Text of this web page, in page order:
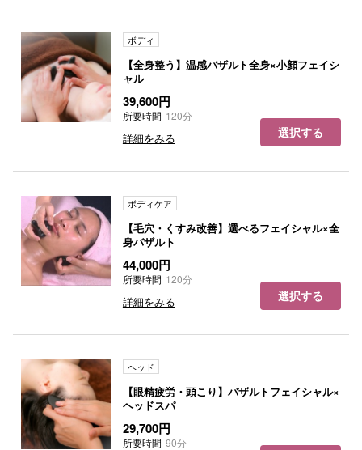
ボディ
【全身整う】温感バザルト全身×小顔フェイシ
ャル
39,600円
所要時間 120分
詳細をみる 選択する
ボディケア
【毛穴・くすみ改善】選べるフェイシャル×全
身バザルト
44,000円
所要時間 120分
詳細をみる 選択する
ヘッド
【眼精疲労・頭こり】バザルトフェイシャル×
ヘッドスパ
29,700円
所要時間 90分